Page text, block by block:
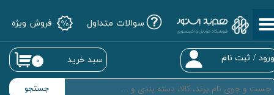
جستجو
/ ثبت نام
حساب کاربری من
تغییر گذر واژه
سفارشات
۰ سبد خرید
سوالات متداول فروش ویژه